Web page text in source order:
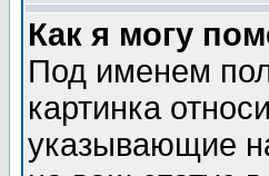
Как я могу
Под именем
картинка
указывающие